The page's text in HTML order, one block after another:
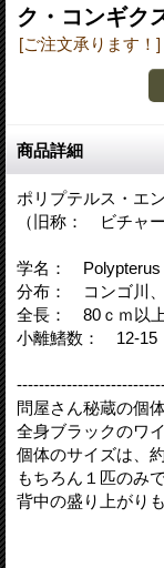
ク・コンギク
[ご注文承ります！]
商品詳細
ポリプテルス・エ
（旧称： ビチャー
学名：
分布： コンゴ川
全長： 80ｃｍ以上
小離鰭数： 12-15
問屋さん秘蔵の個
全身ブラックのワ
個体のサイズは、
もちろん１匹のみで
背中の盛り上がり